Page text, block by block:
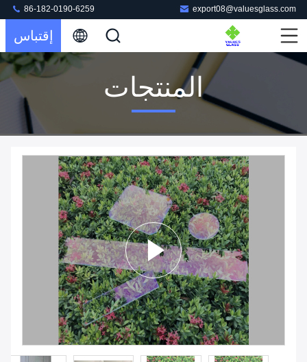
export08@valuesglass.com
86-182-0190-6259
إقتباس
المنتجات